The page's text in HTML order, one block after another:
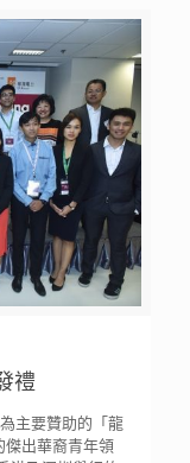
禮
主要贊助的「龍
傑出華裔青年領